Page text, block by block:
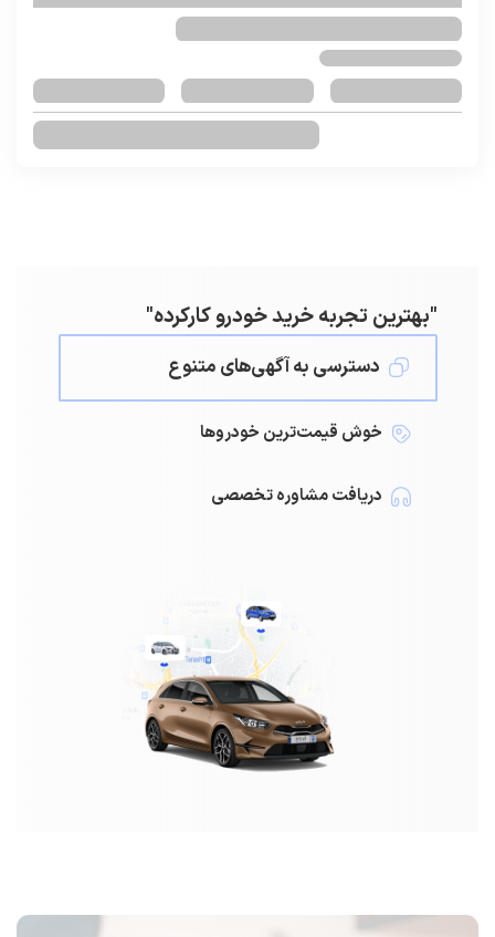
"بهترین تجربه خرید خودرو کارکرده"
دسترسی به آگهی‌های متنوع
خوش قیمت‌ترین خودرو‌ها
دریافت مشاوره تخصصی